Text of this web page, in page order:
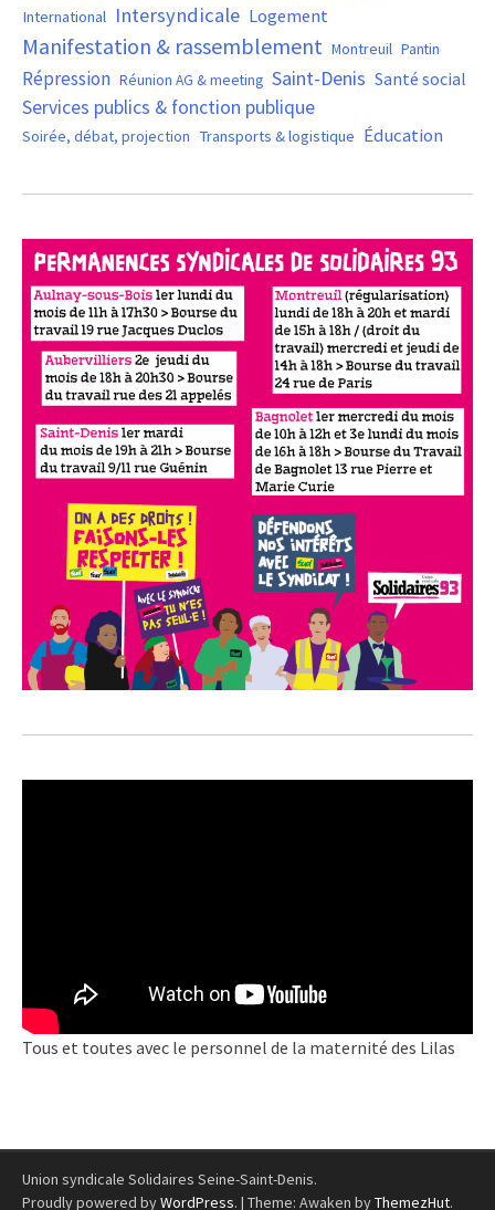
International Intersyndicale Logement
Manifestation & rassemblement Montreuil Pantin
Répression Réunion AG & meeting Saint-Denis Santé social
Services publics & fonction publique
Soirée, débat, projection Transports & logistique Éducation
Tous et toutes avec le personnel de la maternité des Lilas
Union syndicale Solidaires Seine-Saint-Denis.
Proudly powered byWordPress. | Theme: Awaken byThemezHut.